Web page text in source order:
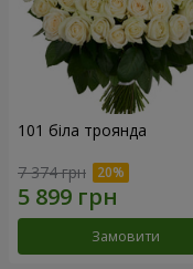
101 біла троянда
7 374 грн
Замовити